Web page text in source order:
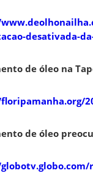
desativada-
de óleo na
de óleo